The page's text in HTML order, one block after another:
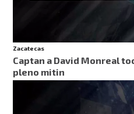
Zacatecas
Captan a David Monreal
pleno mitin